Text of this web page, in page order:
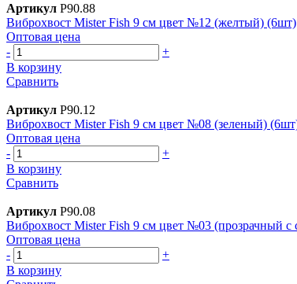
Артикул Р90.88
Виброхвост Mister Fish 9 см цвет №12 (желтый) (6шт)
Оптовая цена
-
+
В корзину
Сравнить
Артикул Р90.12
Виброхвост Mister Fish 9 см цвет №08 (зеленый)
Оптовая цена
-
+
В корзину
Сравнить
Артикул Р90.08
Виброхвост Mister Fish 9 см цвет №03 (прозрачный с
Оптовая цена
-
+
В корзину